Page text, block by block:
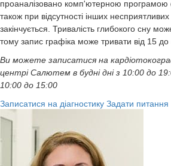
проаналізовано комп'ютерною програмою
також при відсутності інших
закінчується. Тривалість глибокого сну
тому запис графіка може тривати від 15 до
Ви можете записатися на
центрі Салютем в будні дні з 10:00 до
10:00 до 15:00
Записатися на діагностику Задати питання